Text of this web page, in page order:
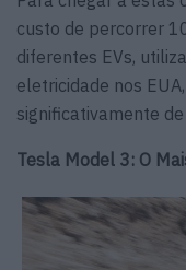
custo de percorrer
diferentes EVs,
eletricidade nos
significativamente
Tesla Model 3: O